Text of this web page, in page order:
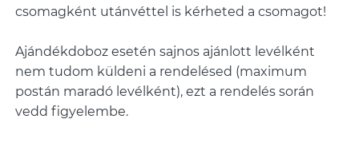
csomagként utánvéttel is kérheted a csomagot!
Ajándékdoboz esetén sajnos ajánlott levélként
nem tudom küldeni a rendelésed (maximum
postán maradó levélként), ezt a rendelés során
vedd figyelembe.